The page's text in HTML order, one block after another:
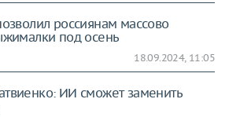
россиянам массово
под осень
18.09.2024, 11:05
ИИ сможет заменить